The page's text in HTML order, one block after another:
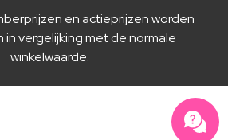
en actieprijzen worden
vergelijking met de normale
winkelwaarde.